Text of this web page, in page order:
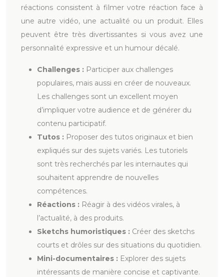
réactions consistent à filmer votre réaction face à
une autre vidéo, une actualité ou un produit. Elles
peuvent être très divertissantes si vous avez une
personnalité expressive et un humour décalé.
Challenges : Participer aux challenges
populaires, mais aussi en créer de nouveaux.
Les challenges sont un excellent moyen
d’impliquer votre audience et de générer du
contenu participatif.
Tutos : Proposer des tutos originaux et bien
expliqués sur des sujets variés. Les tutoriels
sont très recherchés par les internautes qui
souhaitent apprendre de nouvelles
compétences.
Réactions : Réagir à des vidéos virales, à
l’actualité, à des produits.
Sketchs humoristiques : Créer des sketchs
courts et drôles sur des situations du quotidien.
Mini-documentaires : Explorer des sujets
intéressants de manière concise et captivante.